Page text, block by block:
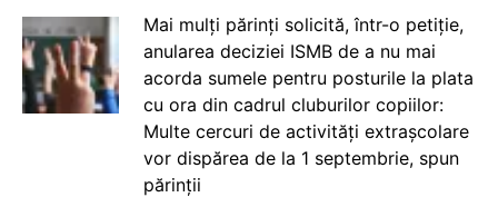
Mai mulți părinți solicită, într-o petiție,
anularea deciziei ISMB de a nu mai
acorda sumele pentru posturile la plata
cu ora din cadrul cluburilor copiilor:
Multe cercuri de activități extrașcolare
vor dispărea de la 1 septembrie, spun
părinții